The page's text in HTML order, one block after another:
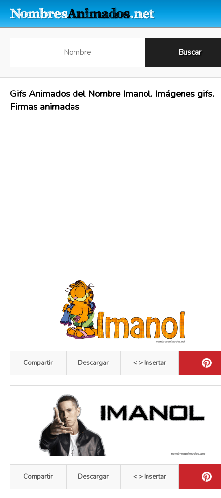
Gifs Animados del Nombre Imanol. Imágenes gifs.
Firmas animadas
Compartir Descargar < > Insertar
Compartir Descargar < > Insertar